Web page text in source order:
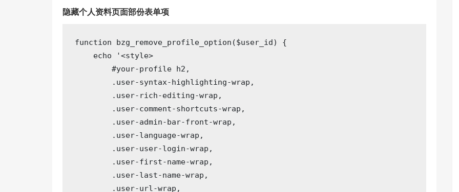
隐藏个人资料页面部份表单项
function bzg_remove_profile_option ($user_id)
{
echo
'<style>
        #your-profile h2,
        .user-syntax-highlighting-wrap,
        .user-rich-editing-wrap,
        .user-comment-shortcuts-wrap,
        .user-admin-bar-front-wrap,
        .user-language-wrap,
        .user-user-login-wrap,
        .user-first-name-wrap,
        .user-last-name-wrap,
        .user-url-wrap,